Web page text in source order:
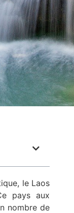
le Laos
pays aux
nombre de